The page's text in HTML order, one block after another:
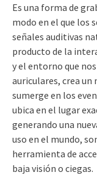
Es una forma de
modo en el que los
señales auditivas
producto de la
y el entorno que
auriculares, crea
sumerge en los
ubica en el lugar
generando una
uso en el mundo,
herramienta de
baja visión o ciegas.